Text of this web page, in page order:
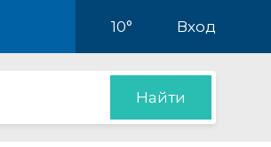
10° Вход
Найти